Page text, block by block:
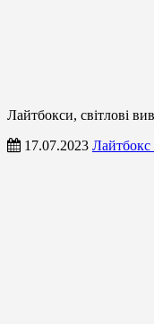
Лайтбокси, світлові
17.07.2023 Лайтбокс